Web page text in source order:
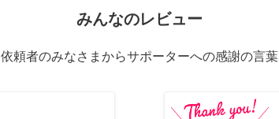
みんなのレビュー
依頼者のみなさまからサポーターへの感謝の言葉